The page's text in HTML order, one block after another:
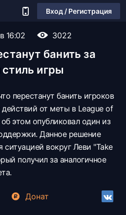
Вход / Регистрация
16:02 3022
банить за
игры
перестанут банить игроков
от меты в League of
этом опубликовал один из
Данное решение
вокруг Леви "Take
получил за аналогичное
Донат